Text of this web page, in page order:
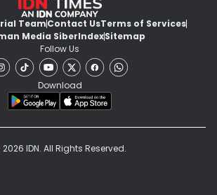
TeamContact UsTerms of Services
Media SiberIndexSitemap
Follow Us
Download
IDN. All Rights Reserved.